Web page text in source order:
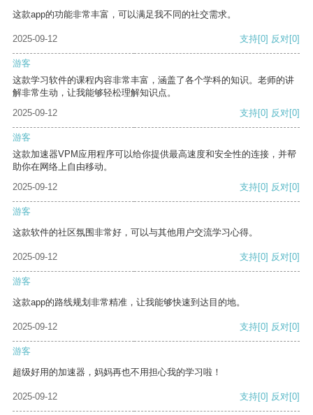
这款app的功能非常丰富，可以满足我不同的社交需求。
2025-09-12 支持[0] 反对[0]
游客
这款学习软件的课程内容非常丰富，涵盖了各个学科的知识。老师的讲
解非常生动，让我能够轻松理解知识点。
2025-09-12
支持[0] 反对[0]
游客
这款加速器VPM应用程序可以给你提供最高速度和安全性的连接，并帮
助你在网络上自由移动。
2025-09-12
支持[0] 反对[0]
游客
这款软件的社区氛围非常好，可以与其他用户交流学习心得。
2025-09-12 支持[0] 反对[0]
游客
这款app的路线规划非常精准，让我能够快速到达目的地。
2025-09-12 支持[0] 反对[0]
游客
超级好用的加速器，妈妈再也不用担心我的学习啦！
2025-09-12 支持[0] 反对[0]